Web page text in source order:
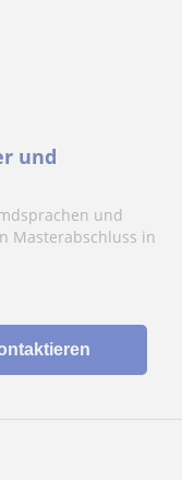
und
und
Masterabschluss in